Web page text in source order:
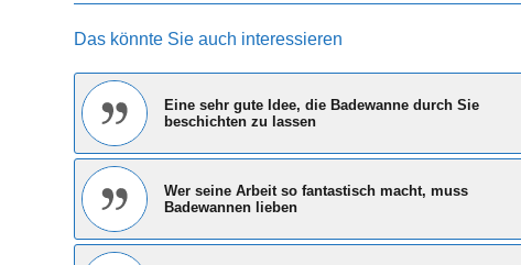
Das könnte Sie auch interessieren
Eine sehr gute Idee, die Badewanne durch Sie
beschichten zu lassen
Wer seine Arbeit so fantastisch macht, muss
Badewannen lieben